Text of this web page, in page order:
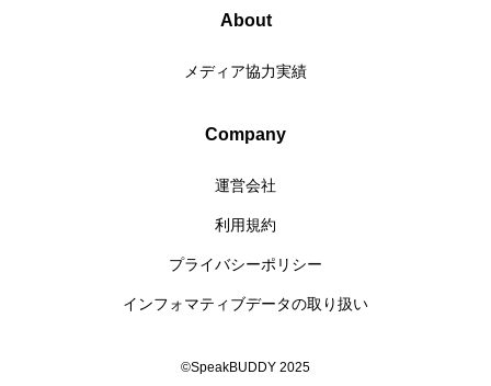
About
メディア協力実績
Company
運営会社
利用規約
プライバシーポリシー
インフォマティブデータの取り扱い
©SpeakBUDDY 2025